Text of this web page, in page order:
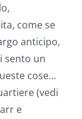
come se
anticipo,
sento un
cose…
(vedi
e